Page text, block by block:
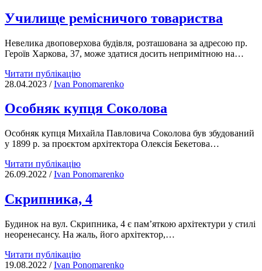
Училище ремісничого товариства
Невелика двоповерхова будівля, розташована за адресою пр.
Героїв Харкова, 37, може здатися досить непримітною на…
Читати публікаціюУчилище
ремісничого
28.04.2023 /Іvan Ponomarenko
Особняк купця Соколова
Особняк купця Михайла Павловича Соколова був збудований
у 1899 р. за проєктом архітектора Олексія Бекетова…
Читати публікаціюОсобняк
купця
26.09.2022 /Іvan Ponomarenko
Скрипника, 4
Будинок на вул. Скрипника, 4 є пам’яткою архітектури у стилі
неоренесансу. На жаль, його архітектор,…
Читати публікаціюСкрипника,
4
19.08.2022 /Іvan Ponomarenko